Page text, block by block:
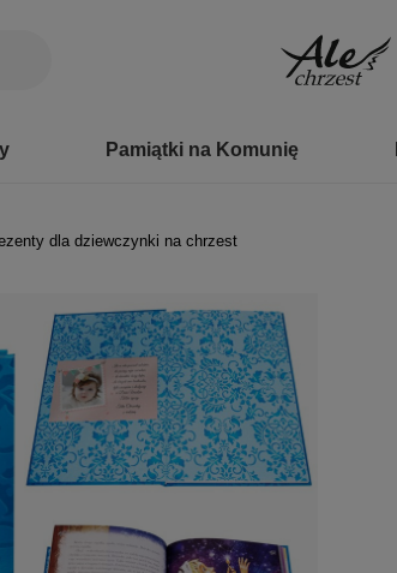
Pamiątki na Komunię
dla dziewczynki na chrzest